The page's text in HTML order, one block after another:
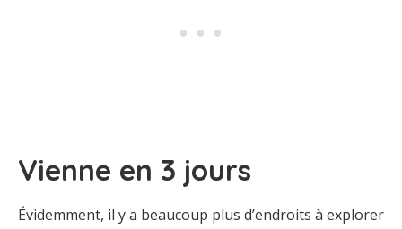
Vienne en 3 jours
Évidemment, il y a beaucoup plus d’endroits à explorer